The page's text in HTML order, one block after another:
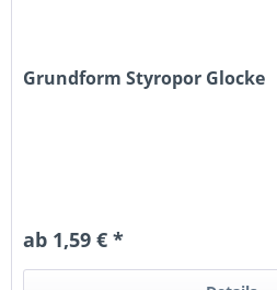
Grundform Styropor Glocke
ab 1,59 € *